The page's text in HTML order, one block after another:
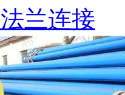
法兰连接